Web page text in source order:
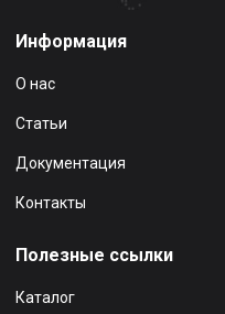
Информация
О нас
Статьи
Документация
Контакты
Полезные ссылки
Каталог